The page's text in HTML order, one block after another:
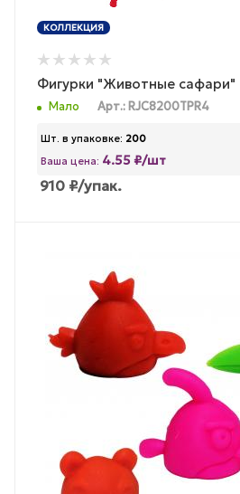
КОЛЛЕКЦИЯ
Фигурки "Животные сафари"
Мало Арт.: RJC8200TPR4
Шт. в упаковке: 200
Ваша цена: 4.55 ₽/шт
910 ₽/упак.